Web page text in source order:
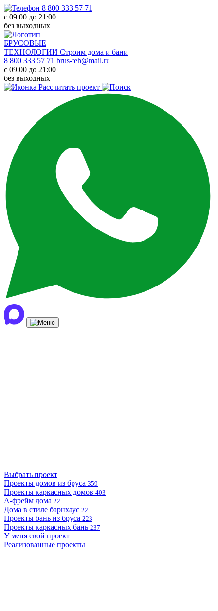
8 800 333 57 71
с 09:00 до 21:00
без выходных
БРУСОВЫЕ
ТЕХНОЛОГИИ Строим дома и бани
8 800 333 57 71 brus-teh@mail.ru
с 09:00 до 21:00
без выходных
Рассчитать проект
Выбрать проект
Проекты домов из бруса 359
Проекты каркасных домов 403
А-фрейм дома 22
Дома в стиле барнхаус 22
Проекты бань из бруса 223
Проекты каркасных бань 237
У меня свой проект
Реализованные проекты